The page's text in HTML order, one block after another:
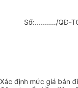
Số:.........../QĐ-
Xác định mức giá bán